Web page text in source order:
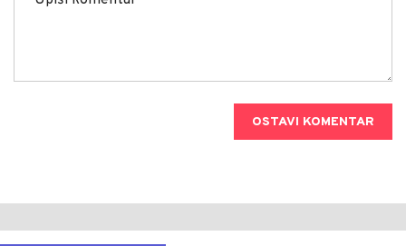
OSTAVI KOMENTAR